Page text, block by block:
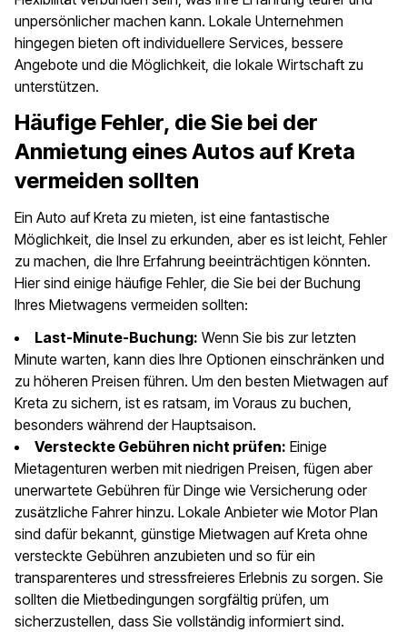
unpersönlicher machen kann. Lokale Unternehmen
hingegen bieten oft individuellere Services, bessere
Angebote und die Möglichkeit, die lokale Wirtschaft zu
unterstützen.
Häufige Fehler, die Sie bei der
Anmietung eines Autos auf Kreta
vermeiden sollten
Ein Auto auf Kreta zu mieten, ist eine fantastische
Möglichkeit, die Insel zu erkunden, aber es ist leicht, Fehler
zu machen, die Ihre Erfahrung beeinträchtigen könnten.
Hier sind einige häufige Fehler, die Sie bei der Buchung
Ihres Mietwagens vermeiden sollten:
Last-Minute-Buchung: Wenn Sie bis zur letzten
Minute warten, kann dies Ihre Optionen einschränken und
zu höheren Preisen führen. Um den besten Mietwagen auf
Kreta zu sichern, ist es ratsam, im Voraus zu buchen,
besonders während der Hauptsaison.
Versteckte Gebühren nicht prüfen: Einige
Mietagenturen werben mit niedrigen Preisen, fügen aber
unerwartete Gebühren für Dinge wie Versicherung oder
zusätzliche Fahrer hinzu. Lokale Anbieter wie Motor Plan
sind dafür bekannt, günstige Mietwagen auf Kreta ohne
versteckte Gebühren anzubieten und so für ein
transparenteres und stressfreieres Erlebnis zu sorgen. Sie
sollten die Mietbedingungen sorgfältig prüfen, um
sicherzustellen, dass Sie vollständig informiert sind.